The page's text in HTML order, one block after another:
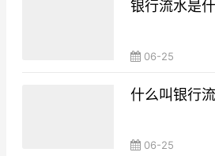
银行流水是
06-25
什么叫银行
06-25